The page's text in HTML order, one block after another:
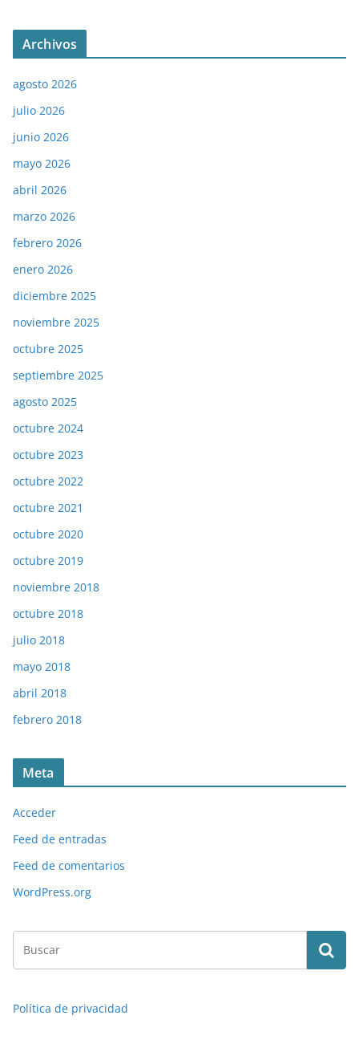
Archivos
agosto 2026
julio 2026
junio 2026
mayo 2026
abril 2026
marzo 2026
febrero 2026
enero 2026
diciembre 2025
noviembre 2025
octubre 2025
septiembre 2025
agosto 2025
octubre 2024
octubre 2023
octubre 2022
octubre 2021
octubre 2020
octubre 2019
noviembre 2018
octubre 2018
julio 2018
mayo 2018
abril 2018
febrero 2018
Meta
Acceder
Feed de entradas
Feed de comentarios
WordPress.org
Política de privacidad